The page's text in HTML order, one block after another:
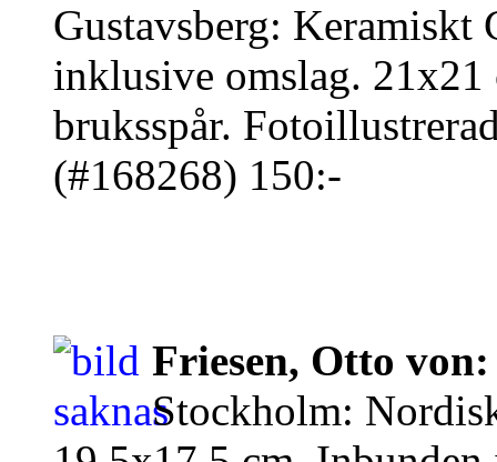
Gustavsberg: Keramiskt
inklusive omslag.
bruksspår.
(#168268) 150:-
Friesen, Otto von:
Stockholm: